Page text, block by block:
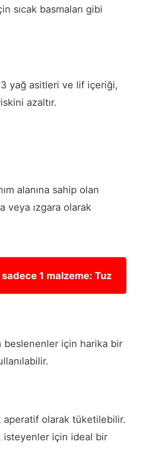
sıcak basmaları gibi
yağ asitleri ve lif içeriği,
azaltır.
alanına sahip olan
veya ızgara olarak
sadece 1 malzeme: Tuz
beslenenler için harika bir
aperatif olarak tüketilebilir.
isteyenler için ideal bir